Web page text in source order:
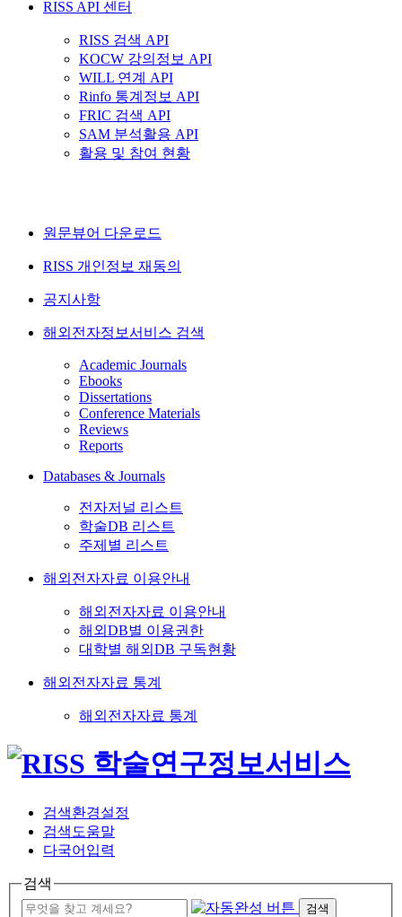
RISS API 센터
RISS 검색 API
KOCW 강의정보 API
WILL 연계 API
Rinfo 통계정보 API
FRIC 검색 API
SAM 분석활용 API
활용 및 참여 현황
원문뷰어 다운로드
RISS 개인정보 재동의
공지사항
해외전자정보서비스 검색
Academic Journals
Ebooks
Dissertations
Conference Materials
Reviews
Reports
Databases & Journals
전자저널 리스트
학술DB 리스트
주제별 리스트
해외전자자료 이용안내
해외전자자료 이용안내
해외DB별 이용권한
대학별 해외DB 구독현황
해외전자자료 통계
해외전자자료 통계
검색환경설정
검색도움말
다국어입력
검색
검색